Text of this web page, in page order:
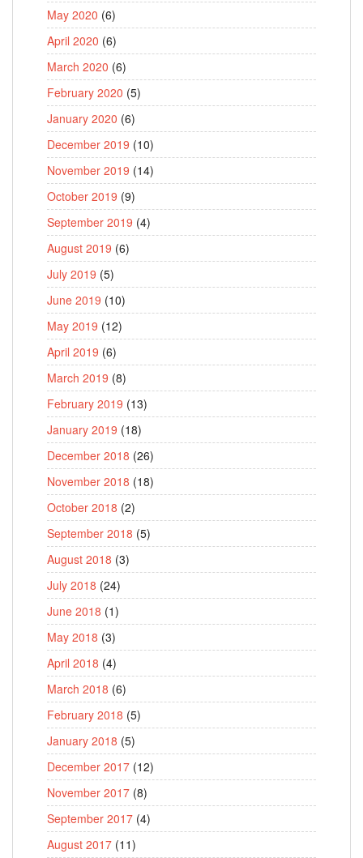
May 2020 (6)
April 2020 (6)
March 2020 (6)
February 2020 (5)
January 2020 (6)
December 2019 (10)
November 2019 (14)
October 2019 (9)
September 2019 (4)
August 2019 (6)
July 2019 (5)
June 2019 (10)
May 2019 (12)
April 2019 (6)
March 2019 (8)
February 2019 (13)
January 2019 (18)
December 2018 (26)
November 2018 (18)
October 2018 (2)
September 2018 (5)
August 2018 (3)
July 2018 (24)
June 2018 (1)
May 2018 (3)
April 2018 (4)
March 2018 (6)
February 2018 (5)
January 2018 (5)
December 2017 (12)
November 2017 (8)
September 2017 (4)
August 2017 (11)